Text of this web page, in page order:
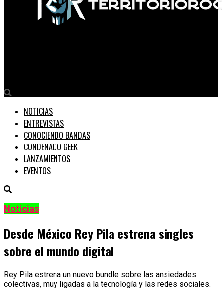
NOTICIAS
ENTREVISTAS
CONOCIENDO BANDAS
CONDENADO GEEK
LANZAMIENTOS
EVENTOS
Noticias
Desde México Rey Pila estrena singles
sobre el mundo digital
Rey Pila estrena un nuevo bundle sobre las ansiedades
colectivas, muy ligadas a la tecnología y las redes sociales.